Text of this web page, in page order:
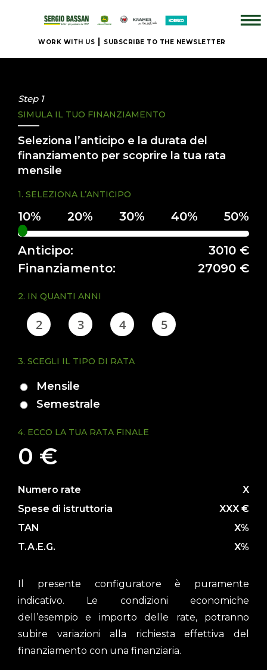
WORK WITH US SUBSCRIBE TO THE NEWSLETTER
BRAND
NEW
OUR USED
EQUIPMENT
RENTAL
PROMOTIONS
SERVICES
NEWS
Step 1
SIMULA IL TUO FINANZIAMENTO
Seleziona l’anticipo e la durata del
finanziamento per scoprire la tua rata
mensile
1. SELEZIONA L’ANTICIPO
Anticipo:
3010 €
Finanziamento:
27090 €
2. IN QUANTI ANNI
2 3 4 5
3. SCEGLI IL TIPO DI RATA
Mensile
Semestrale
4. ECCO LA TUA RATA FINALE
0 €
Numero rate
X
Spese di istruttoria
XXX €
TAN
X%
T.A.E.G.
X%
Il presente configuratore è puramente
indicativo. Le condizioni economiche
dell’esempio e importo delle rate, potranno
subire variazioni alla richiesta effettiva del
finanziamento con una finanziaria.